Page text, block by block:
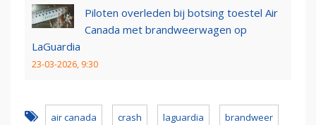
Piloten overleden bij botsing toestel Air
Canada met brandweerwagen op
LaGuardia
23-03-2026, 9:30
air canada crash laguardia brandweer